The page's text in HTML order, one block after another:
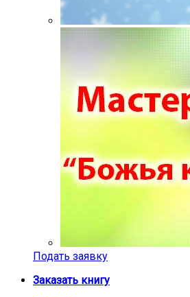
Подать заявку
Заказать книгу